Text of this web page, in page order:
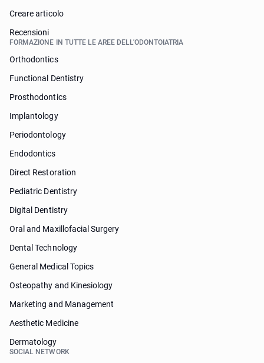
Creare articolo
Recensioni
FORMAZIONE IN TUTTE LE AREE DELL'ODONTOIATRIA
Orthodontics
Functional Dentistry
Prosthodontics
Implantology
Periodontology
Endodontics
Direct Restoration
Pediatric Dentistry
Digital Dentistry
Oral and Maxillofacial Surgery
Dental Technology
General Medical Topics
Osteopathy and Kinesiology
Marketing and Management
Aesthetic Medicine
Dermatology
SOCIAL NETWORK